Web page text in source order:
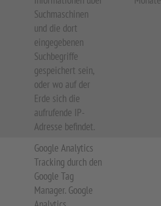
Suchmaschinen
und die dort
eingegebenen
Suchbegriffe
gespeichert sein,
oder wo auf der
Erde sich die
aufrufende IP-
Adresse befindet.
Google Analytics
Tracking durch den
Google Tag
Manager. Google